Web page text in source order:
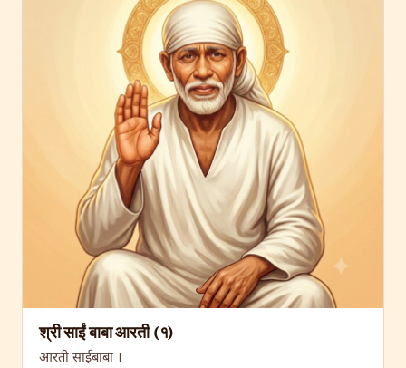
श्री साईं बाबा आरती (१)
आरती साईबाबा ।